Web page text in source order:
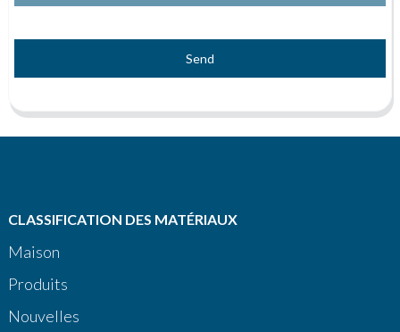
Send
CLASSIFICATION DES MATÉRIAUX
Maison
Produits
Nouvelles